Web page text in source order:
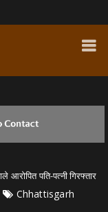
पति-पत्नी गिरफ्तार
Chhattisgarh